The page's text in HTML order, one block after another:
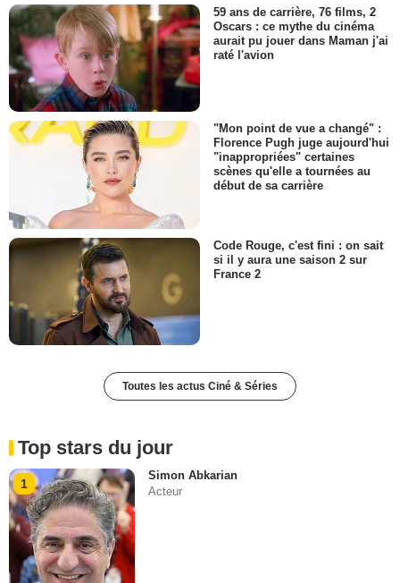
59 ans de carrière, 76 films, 2
Oscars : ce mythe du cinéma
aurait pu jouer dans Maman j'ai
raté l'avion
"Mon point de vue a changé" :
Florence Pugh juge aujourd'hui
"inappropriées" certaines
scènes qu'elle a tournées au
début de sa carrière
Code Rouge, c'est fini : on sait
si il y aura une saison 2 sur
France 2
Toutes les actus Ciné & Séries
Top stars du jour
1
Simon Abkarian
Acteur